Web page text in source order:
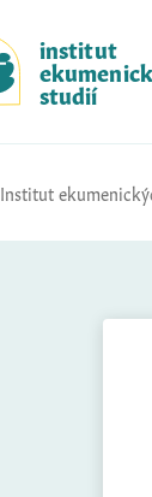
institut
studií
Institut